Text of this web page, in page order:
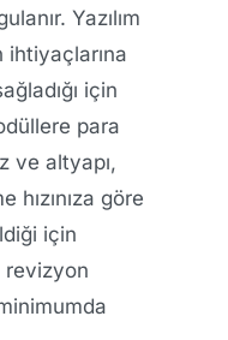
Yazılım
ihtiyaçlarına
için
para
ve altyapı,
hızınıza göre
için
revizyon